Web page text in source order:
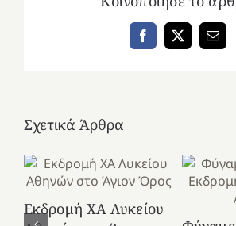
Facebook
X Email
Σχετικά Άρθρα
Εκδρομή ΧΑ Λυκείου